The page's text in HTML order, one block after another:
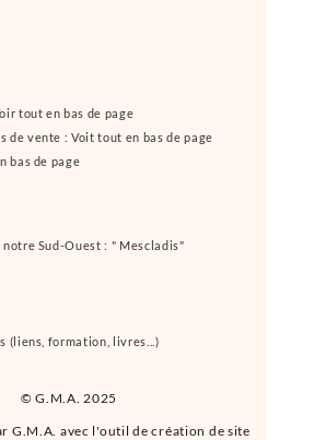
© G.M.A. 2025
G.M.A. avec l'outil de création de site
tout en bas de page
de vente : Voit tout en bas de page
bas de page
notre Sud-Ouest : " Mescladis"
(liens, formation, livres...)